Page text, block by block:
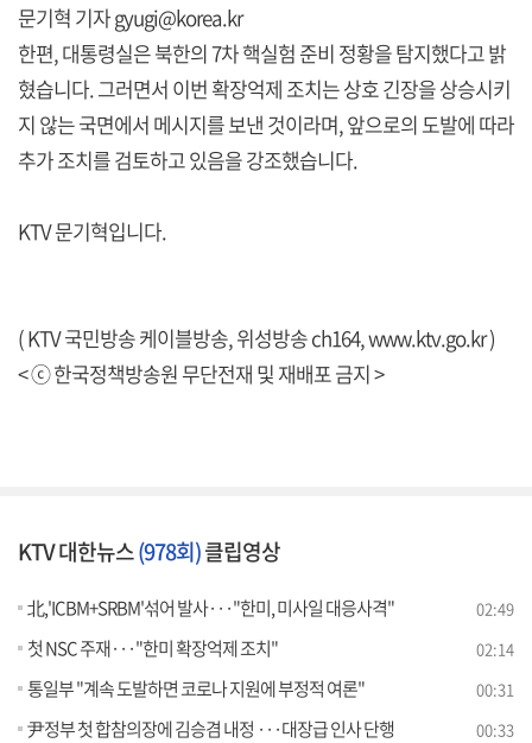
문기혁 기자 gyugi@korea.kr
한편, 대통령실은 북한의 7차 핵실험 준비 정황을 탐지했다고 밝
혔습니다. 그러면서 이번 확장억제 조치는 상호 긴장을 상승시키
지 않는 국면에서 메시지를 보낸 것이라며, 앞으로의 도발에 따라
추가 조치를 검토하고 있음을 강조했습니다.
KTV 문기혁입니다.
( KTV 국민방송 케이블방송, 위성방송 ch164,www.ktv.go.kr)
< ⓒ 한국정책방송원 무단전재 및 재배포 금지 >
KTV 대한뉴스(978회)클립영상
北,'ICBM+SRBM'섞어 발사···"한미, 미사일 대응사격" 02:49
첫 NSC 주재···"한미 확장억제 조치" 02:14
통일부 "계속 도발하면 코로나 지원에 부정적 여론" 00:31
尹정부 첫 합참의장에 김승겸 내정 ···대장급 인사 단행 00:33